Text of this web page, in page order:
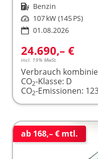
Kraftstoff Benzin
Leistung 107 kW (145 PS)
01.08.2026
24.690,– €
incl. 19% MwSt.
Verbrauch
CO2-Klasse: D
CO2-Emissionen:
ab 168,– € mtl.